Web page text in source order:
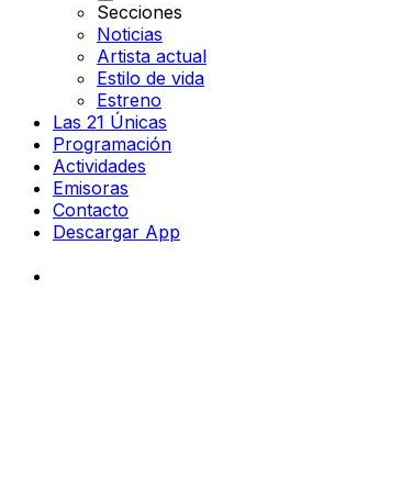
Secciones
Noticias
Artista actual
Estilo de vida
Estreno
Las 21 Únicas
Programación
Actividades
Emisoras
Contacto
Descargar App